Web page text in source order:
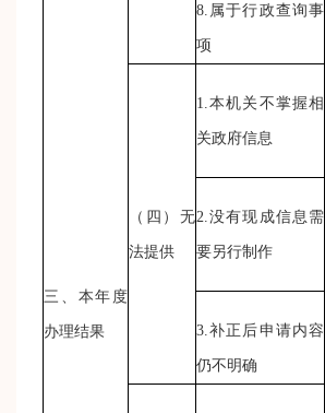
三、本年度
办理结果
8.属于行政查询事
项
（四）无
法提供
1.本机关不掌握相
关政府信息
2.没有现成信息需
要另行制作
3.补正后申请内容
仍不明确